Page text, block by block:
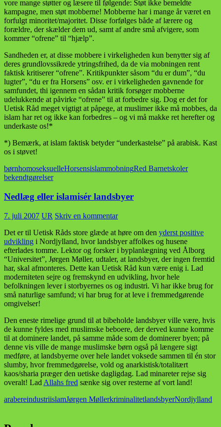
vore mange støtter og læsere til følgende: Støt ikke bemeldte
kampagne, men støt mobberne! Mobberne har i mange år været en
forfulgt minoritet/majoritet. Disse forfølges både af lærere og
forældre, der skælder dem ud, samt af andre små afvigere, som
kommer “ofrene” til “hjælp”.
Sandheden er, at disse mobbere i virkeligheden kun benytter sig af
deres grundlovssikrede ytringsfrihed, da de via mobningen rent
faktisk kritiserer “ofrene”. Kritikpunkter såsom “du er dum”, “du
lugter”, “du er fra Horsens” osv. er i virkeligheden gavnende for
samfundet, thi igennem en sådan kritik forsøger mobberne
udelukkende at påvirke “ofrene” til at forbedre sig. Dog er det for
Uetisk Råd meget vigtigt at påpege, at muslimer ikke må mobbes, da
islam har ret og ikke kan forbedres – og vi må makke ret herefter og
underkaste os!*
*) Bemærk, at islam faktisk betyder “underkastelse” på arabisk. Kast
os i støvet!
børnhomoseksuelleHorsensislammobningRed Barnetskoler
bekendtgørelser
Nedlæg eller islamisér landsbyer
7. juli 2007 UR Skriv en kommentar
Det er til Uetisk Råds store glæde at høre om den yderst positive
udvikling i Nordjylland, hvor landsbyer affolkes og husene
efterlades tomme. Lektor og forsker i byplanlægning ved Ålborg
“Universitet”, Jørgen Møller, udtaler, at landsbyer, der ingen fremtid
har, skal afmonteres. Dette kan Uetisk Råd kun være enig i. Lad
moderniteten sejre og fremskynd en udvikling, hvor hele
befolkningen lever i storbyernes os og industri. Vi har ikke brug for
små naturlige samfund; vi har brug for at leve i fremmedgørende
omgivelser!
Den eneste rimelige grund til at bibeholde landsbyer ville være, hvis
de kunne fyldes med muslimske beboere, der derved kunne komme
til at dominere landet, på samme måde som de dominerer byen; på
denne vis ville de mange muslimske børn også på længere sigt
medføre, at landsbyerne over hele landet voksede sammen til én stor
slumby, hvor fremmedgørelse, vold og anarkistisk/totalitært
kaos/sharia præger den uetiske dagligdag. Lad minareter rejse sig
overalt! Lad Allahs fred sænke sig over resterne af vort land!
arabereindustriislamJørgen MøllerkriminalitetlandsbyerNordjylland